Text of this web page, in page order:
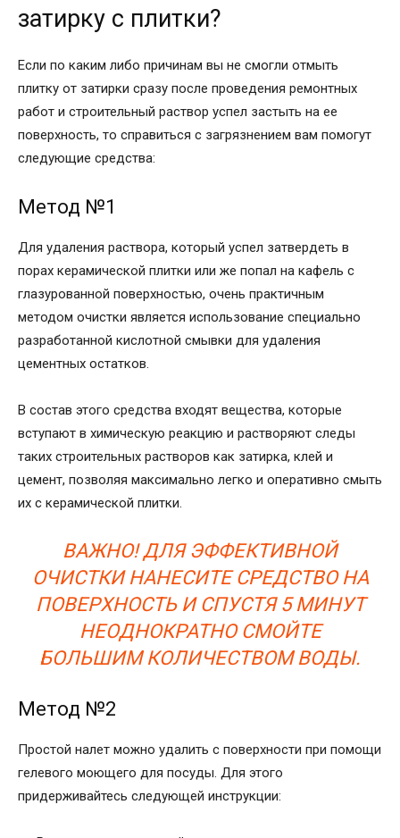
затирку с плитки?
Если по каким либо причинам вы не смогли отмыть
плитку от затирки сразу после проведения ремонтных
работ и строительный раствор успел застыть на ее
поверхность, то справиться с загрязнением вам помогут
следующие средства:
Метод №1
Для удаления раствора, который успел затвердеть в
порах керамической плитки или же попал на кафель с
глазурованной поверхностью, очень практичным
методом очистки является использование специально
разработанной кислотной смывки для удаления
цементных остатков.
В состав этого средства входят вещества, которые
вступают в химическую реакцию и растворяют следы
таких строительных растворов как затирка, клей и
цемент, позволяя максимально легко и оперативно смыть
их с керамической плитки.
ВАЖНО! ДЛЯ ЭФФЕКТИВНОЙ
ОЧИСТКИ НАНЕСИТЕ СРЕДСТВО НА
ПОВЕРХНОСТЬ И СПУСТЯ 5 МИНУТ
НЕОДНОКРАТНО СМОЙТЕ
БОЛЬШИМ КОЛИЧЕСТВОМ ВОДЫ.
Метод №2
Простой налет можно удалить с поверхности при помощи
гелевого моющего для посуды. Для этого
придерживайтесь следующей инструкции: